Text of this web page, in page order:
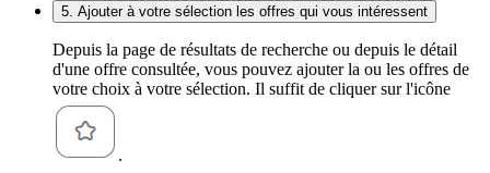
5. Ajouter à votre sélection les offres qui vous intéressent
Depuis la page de résultats de recherche ou depuis le détail
d'une offre consultée, vous pouvez ajouter la ou les offres de
votre choix à votre sélection. Il suffit de cliquer sur l'icône
.